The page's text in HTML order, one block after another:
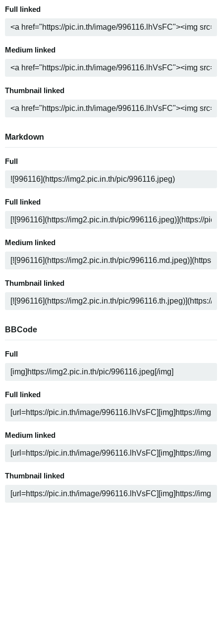
Full linked
Medium linked
Thumbnail linked
Markdown
Full
Full linked
Medium linked
Thumbnail linked
BBCode
Full
Full linked
Medium linked
Thumbnail linked